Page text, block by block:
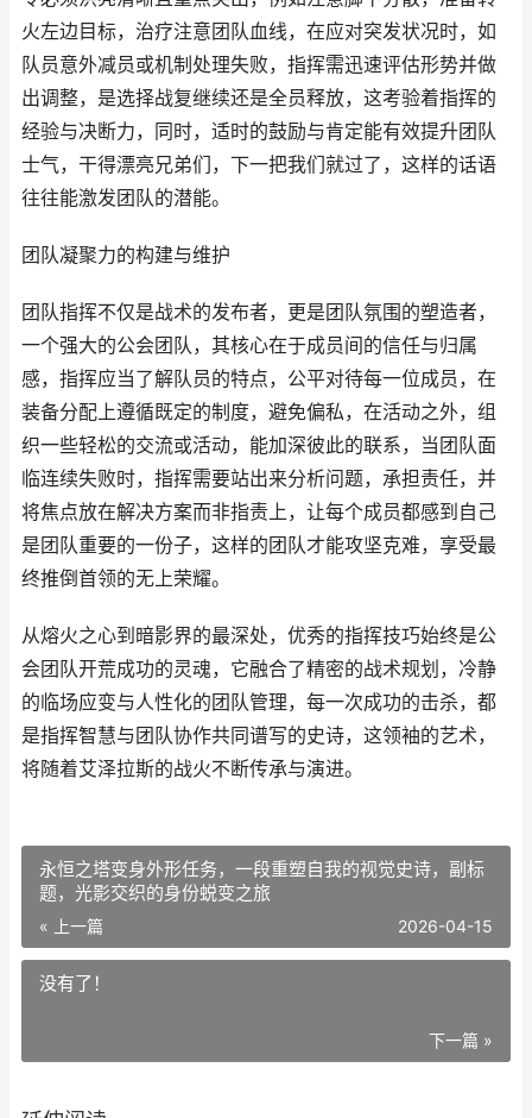
火左边目标，治疗注意团队血线，在应对突发状况时，如
队员意外减员或机制处理失败，指挥需迅速评估形势并做
出调整，是选择战复继续还是全员释放，这考验着指挥的
经验与决断力，同时，适时的鼓励与肯定能有效提升团队
士气，干得漂亮兄弟们，下一把我们就过了，这样的话语
往往能激发团队的潜能。
团队凝聚力的构建与维护
团队指挥不仅是战术的发布者，更是团队氛围的塑造者，
一个强大的公会团队，其核心在于成员间的信任与归属
感，指挥应当了解队员的特点，公平对待每一位成员，在
装备分配上遵循既定的制度，避免偏私，在活动之外，组
织一些轻松的交流或活动，能加深彼此的联系，当团队面
临连续失败时，指挥需要站出来分析问题，承担责任，并
将焦点放在解决方案而非指责上，让每个成员都感到自己
是团队重要的一份子，这样的团队才能攻坚克难，享受最
终推倒首领的无上荣耀。
从熔火之心到暗影界的最深处，优秀的指挥技巧始终是公
会团队开荒成功的灵魂，它融合了精密的战术规划，冷静
的临场应变与人性化的团队管理，每一次成功的击杀，都
是指挥智慧与团队协作共同谱写的史诗，这领袖的艺术，
将随着艾泽拉斯的战火不断传承与演进。
永恒之塔变身外形任务，一段重塑自我的视觉史诗，副标
题，光影交织的身份蜕变之旅
« 上一篇 2026-04-15
没有了！
下一篇 »